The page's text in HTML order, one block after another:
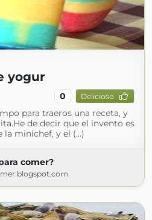
yogur
0 Delicioso
para traeros una receta, y
de decir que el invento es
minichef, y el (...)
comer?